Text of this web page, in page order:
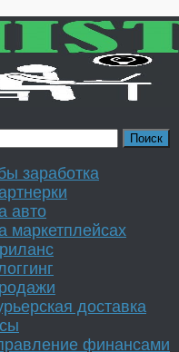
заработка
авто
маркетплейсах
доставка
финансами